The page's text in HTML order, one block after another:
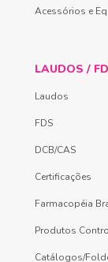
Acessórios e
LAUDOS /
Laudos
FDS
DCB/CAS
Certificações
Farmacopéia
Produtos
Catálogos/